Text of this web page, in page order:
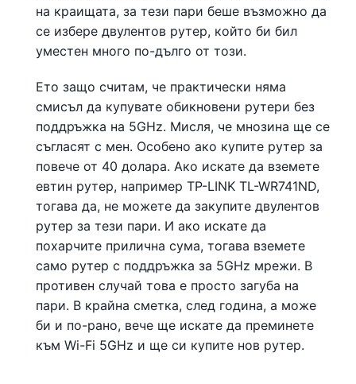
на краищата, за тези пари беше възможно да
се избере двулентов рутер, който би бил
уместен много по-дълго от този.
Ето защо считам, че практически няма
смисъл да купувате обикновени рутери без
поддръжка на 5GHz. Мисля, че мнозина ще се
съгласят с мен. Особено ако купите рутер за
повече от 40 долара. Ако искате да вземете
евтин рутер, например TP-LINK TL-WR741ND,
тогава да, не можете да закупите двулентов
рутер за тези пари. И ако искате да
похарчите прилична сума, тогава вземете
само рутер с поддръжка за 5GHz мрежи. В
противен случай това е просто загуба на
пари. В крайна сметка, след година, а може
би и по-рано, вече ще искате да преминете
към Wi-Fi 5GHz и ще си купите нов рутер.